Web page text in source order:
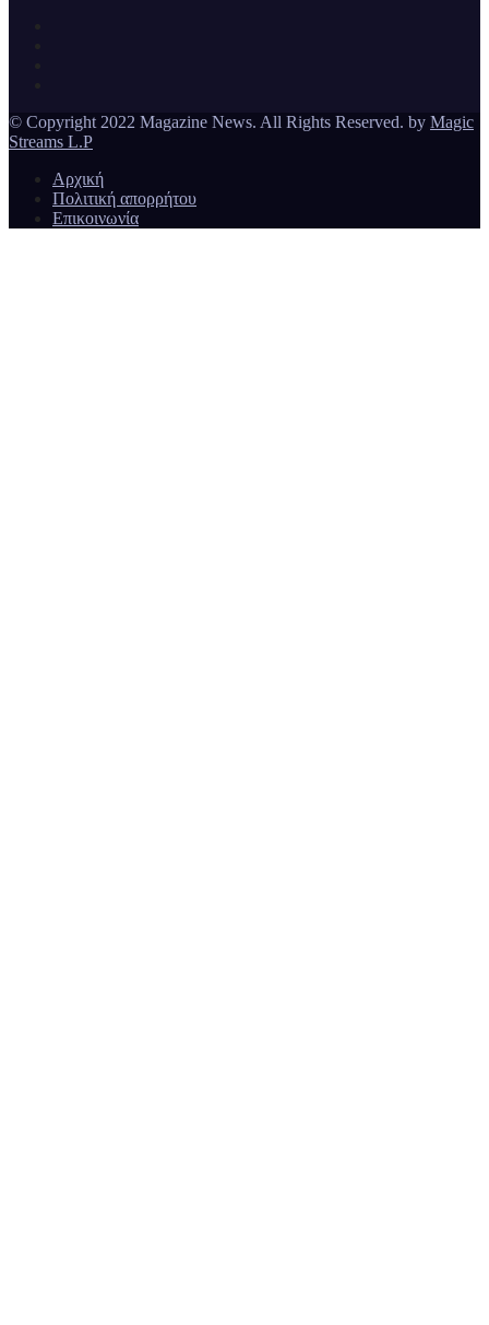
© Copyright 2022 Magazine News. All Rights Reserved. by Magic
Streams L.P
Αρχική
Πολιτική απορρήτου
Επικοινωνία